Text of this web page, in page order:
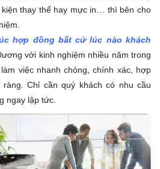
thay thế hay mực in… thì bên cho
hợp đồng bất cứ lúc nào khách
với kinh nghiệm nhiều năm trong
việc nhanh chóng, chính xác, hợp
Chỉ cần quý khách có nhu cầu
ngay lập tức.